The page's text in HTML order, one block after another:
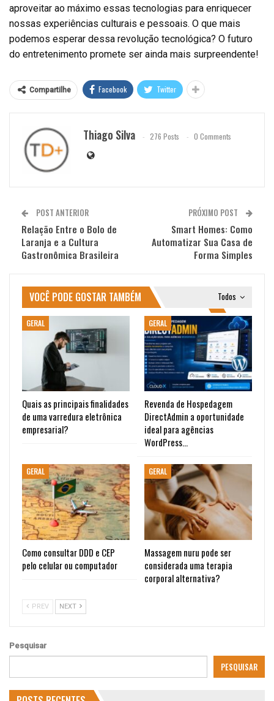
aproveitar ao máximo essas tecnologias para enriquecer
nossas experiências culturais e pessoais. O que mais
podemos esperar dessa revolução tecnológica? O futuro
do entretenimento promete ser ainda mais surpreendente!
Compartilhe Facebook Twitter
Thiago Silva 276 Posts 0 Comments
POST ANTERIOR
Relação Entre o Bolo de
Laranja e a Cultura
Gastronômica Brasileira
PRÓXIMO POST
Smart Homes: Como
Automatizar Sua Casa de
Forma Simples
Todos
VOCÊ PODE GOSTAR TAMBÉM
GERAL
Quais as principais finalidades
de uma varredura eletrônica
empresarial?
GERAL
Revenda de Hospedagem
DirectAdmin a oportunidade
ideal para agências
WordPress…
GERAL
Como consultar DDD e CEP
pelo celular ou computador
GERAL
Massagem nuru pode ser
considerada uma terapia
corporal alternativa?
PREV NEXT
Pesquisar
PESQUISAR